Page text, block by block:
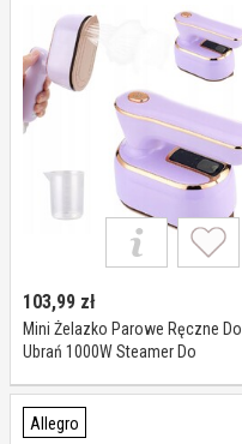
103,99 zł
Mini Żelazko Parowe Ręczne Do
Ubrań 1000W Steamer Do
Allegro